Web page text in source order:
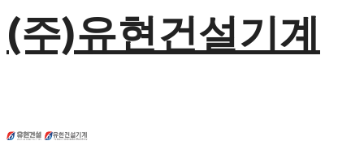
(주)유현건설기계